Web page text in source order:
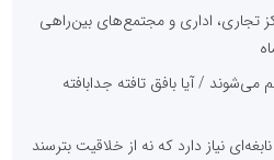
مراکز تجاری، اداری و مجتمع‌های بین‌راهی
/ آیا بافق تافته جدابافته
نیاز دارد که نه از خلاقیت بترسند